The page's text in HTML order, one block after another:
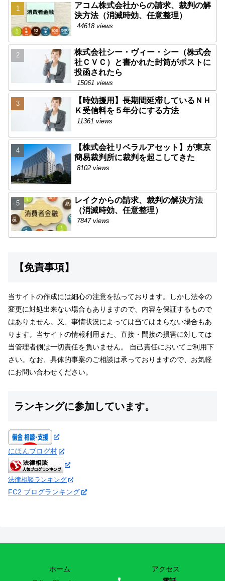
アコム株式会社からの請求、裁判の解
決方法（消滅時効、任意整理）
44618 views
株式会社シー・ヴィー・シー（株式会
社ＣＶＣ）と書かれた封筒がポストに
投函されたら
15061 views
【時効援用】長期間延滞しているＮＨ
Ｋ受信料を５年分にする方法
11361 views
【株式会社リベラルアセット】が東京
簡易裁判所に裁判を起こしてきた
8102 views
レイクからの請求、裁判の解決方法
（消滅時効、任意整理）
7847 views
【免責事項】
当サイトの作成には細心の注意を払っております。しかし法令の
変更に対処出来ない場合もありますので、内容を保証するもので
はありません。又、事情状況によっては当てはまらない場合もあ
ります。当サイトの情報利用また、直接・間接の損害に対しては
当管理者側は一切責任を負いません。 自己責任においてご利用下
さい。なお、具体的事案のご相談は承っておりますので、お気軽
にお問い合わせください。
ランキングに参加しています。
にほんブログ村
法律相談ランキング
FC2 ブログランキング
ホーム
アクセス